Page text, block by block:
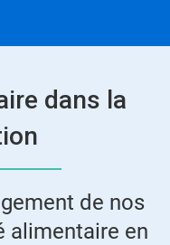
dans la
de nos
alimentaire en